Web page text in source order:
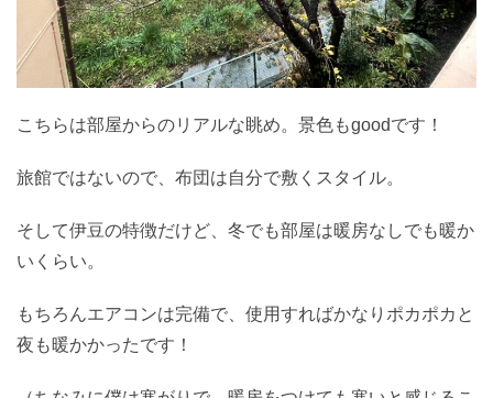
こちらは部屋からのリアルな眺め。景色もgoodです！
旅館ではないので、布団は自分で敷くスタイル。
そして伊豆の特徴だけど、冬でも部屋は暖房なしでも暖か
いくらい。
もちろんエアコンは完備で、使用すればかなりポカポカと
夜も暖かかったです！